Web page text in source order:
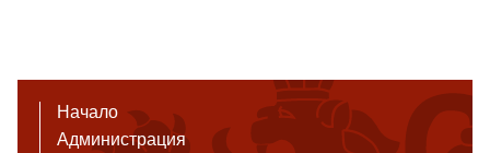
Начало
Администрация